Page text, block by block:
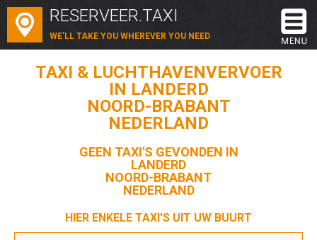
RESERVEER.TAXI
WE'LL TAKE YOU WHEREVER YOU NEED
TAXI & LUCHTHAVENVERVOER
IN LANDERD
NOORD-BRABANT
NEDERLAND
GEEN TAXI'S GEVONDEN IN
LANDERD
NOORD-BRABANT
NEDERLAND
HIER ENKELE TAXI'S UIT UW BUURT